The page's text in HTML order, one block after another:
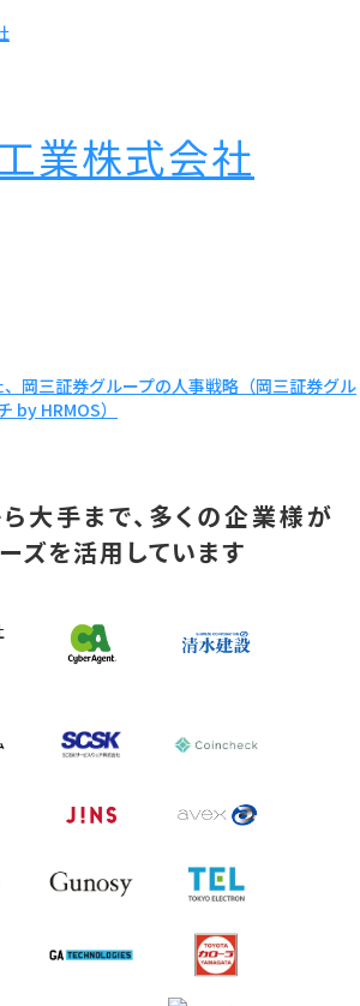
業株式会社
大手まで、多くの企業様が
ズを活用しています